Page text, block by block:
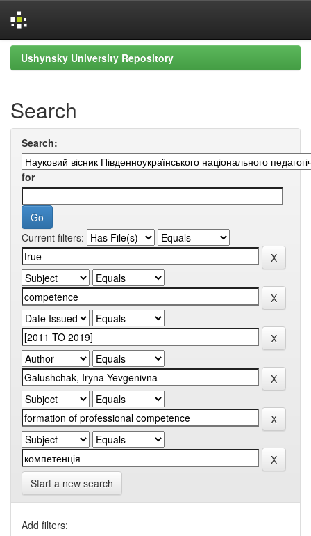
Skip
navigation
Ushynsky University Repository
Search
Search:
for
Current filters:
Start a new search
Add filters: